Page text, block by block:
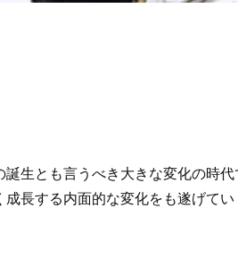
生とも言うべき大きな変化の時
長する内面的な変化をも遂げて